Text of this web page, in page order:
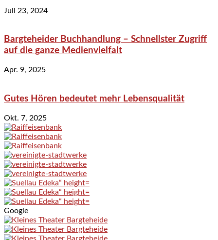
Juli 23, 2024
Bargteheider Buchhandlung – Schnellster Zugriff
auf die ganze Medienvielfalt
Apr. 9, 2025
Gutes Hören bedeutet mehr Lebensqualität
Okt. 7, 2025
Google